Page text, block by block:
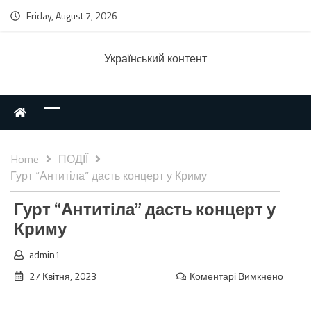
Friday, August 7, 2026
Українcький контент
Home
ПОДІЇ
Гурт “Антитіла” дасть концерт у Криму
Гурт “Антитіла” дасть концерт у
Криму
admin1
27 Квітня, 2023
Коментарі Вимкнено